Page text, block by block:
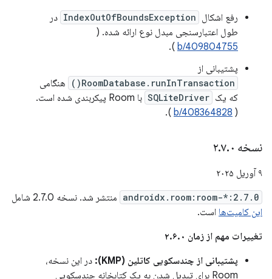
رفع اشکال IndexOutOfBoundsException در
طول اعتبارسنجی مبدل نوع ارائه شده. (
b/409804755
).
پشتیبانی از
RoomDatabase.runInTransaction()
هنگامی
که یک SQLiteDriver
با Room پیکربندی شده است.
(
b/408364828
).
نسخه ۲ .۷.۰
۹ آوریل ۲۰۲۵
androidx.room:room-*:2.7.0 منتشر شد. نسخه 2.7.0 شامل
این کامیت‌ها است.
تغییرات مهم از زمان ۲.۶.۰
پشتیبانی از چندسکویی کاتلین (KMP):
در این نسخه،
Room برای تبدیل شدن به یک کتابخانه چندسکویی